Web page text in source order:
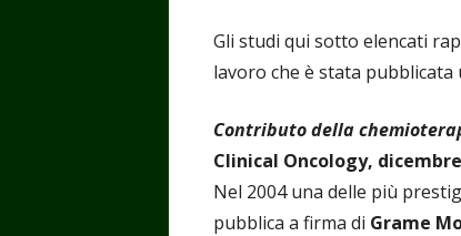
Gli studi qui sotto elencati
lavoro che è stata pubblicata
Contributo della
Clinical Oncology,
Nel 2004 una delle più
pubblica a firma di Grame